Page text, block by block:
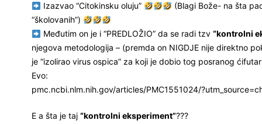
Izazvao “Citokinsku oluju”
(Blagi Bože- na šta
“školovanih”)
Međutim on je i “PREDLOŽIO” da se radi tzv “kontrolni
njegova metodologija – (premda on NIGDJE nije direktno
je “izolirao virus ospica” za koji je dobio tog posranog
Evo:
pmc.ncbi.nlm.nih.gov/articles/PMC1551024/
E a šta je taj “kontrolni eksperiment”???